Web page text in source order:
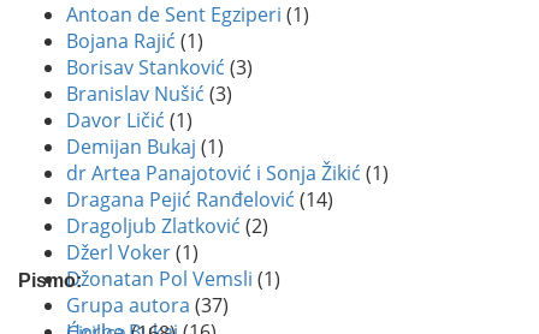
Antoan de Sent Egziperi (1)
Bojana Rajić (1)
Borisav Stanković (3)
Branislav Nušić (3)
Davor Ličić (1)
Demijan Bukaj (1)
dr Artea Panajotović i Sonja Žikić (1)
Dragana Pejić Ranđelović (14)
Dragoljub Zlatković (2)
Džerl Voker(1)
Džonatan Pol Vemsli (1)
Grupa autora (37)
Pismo: